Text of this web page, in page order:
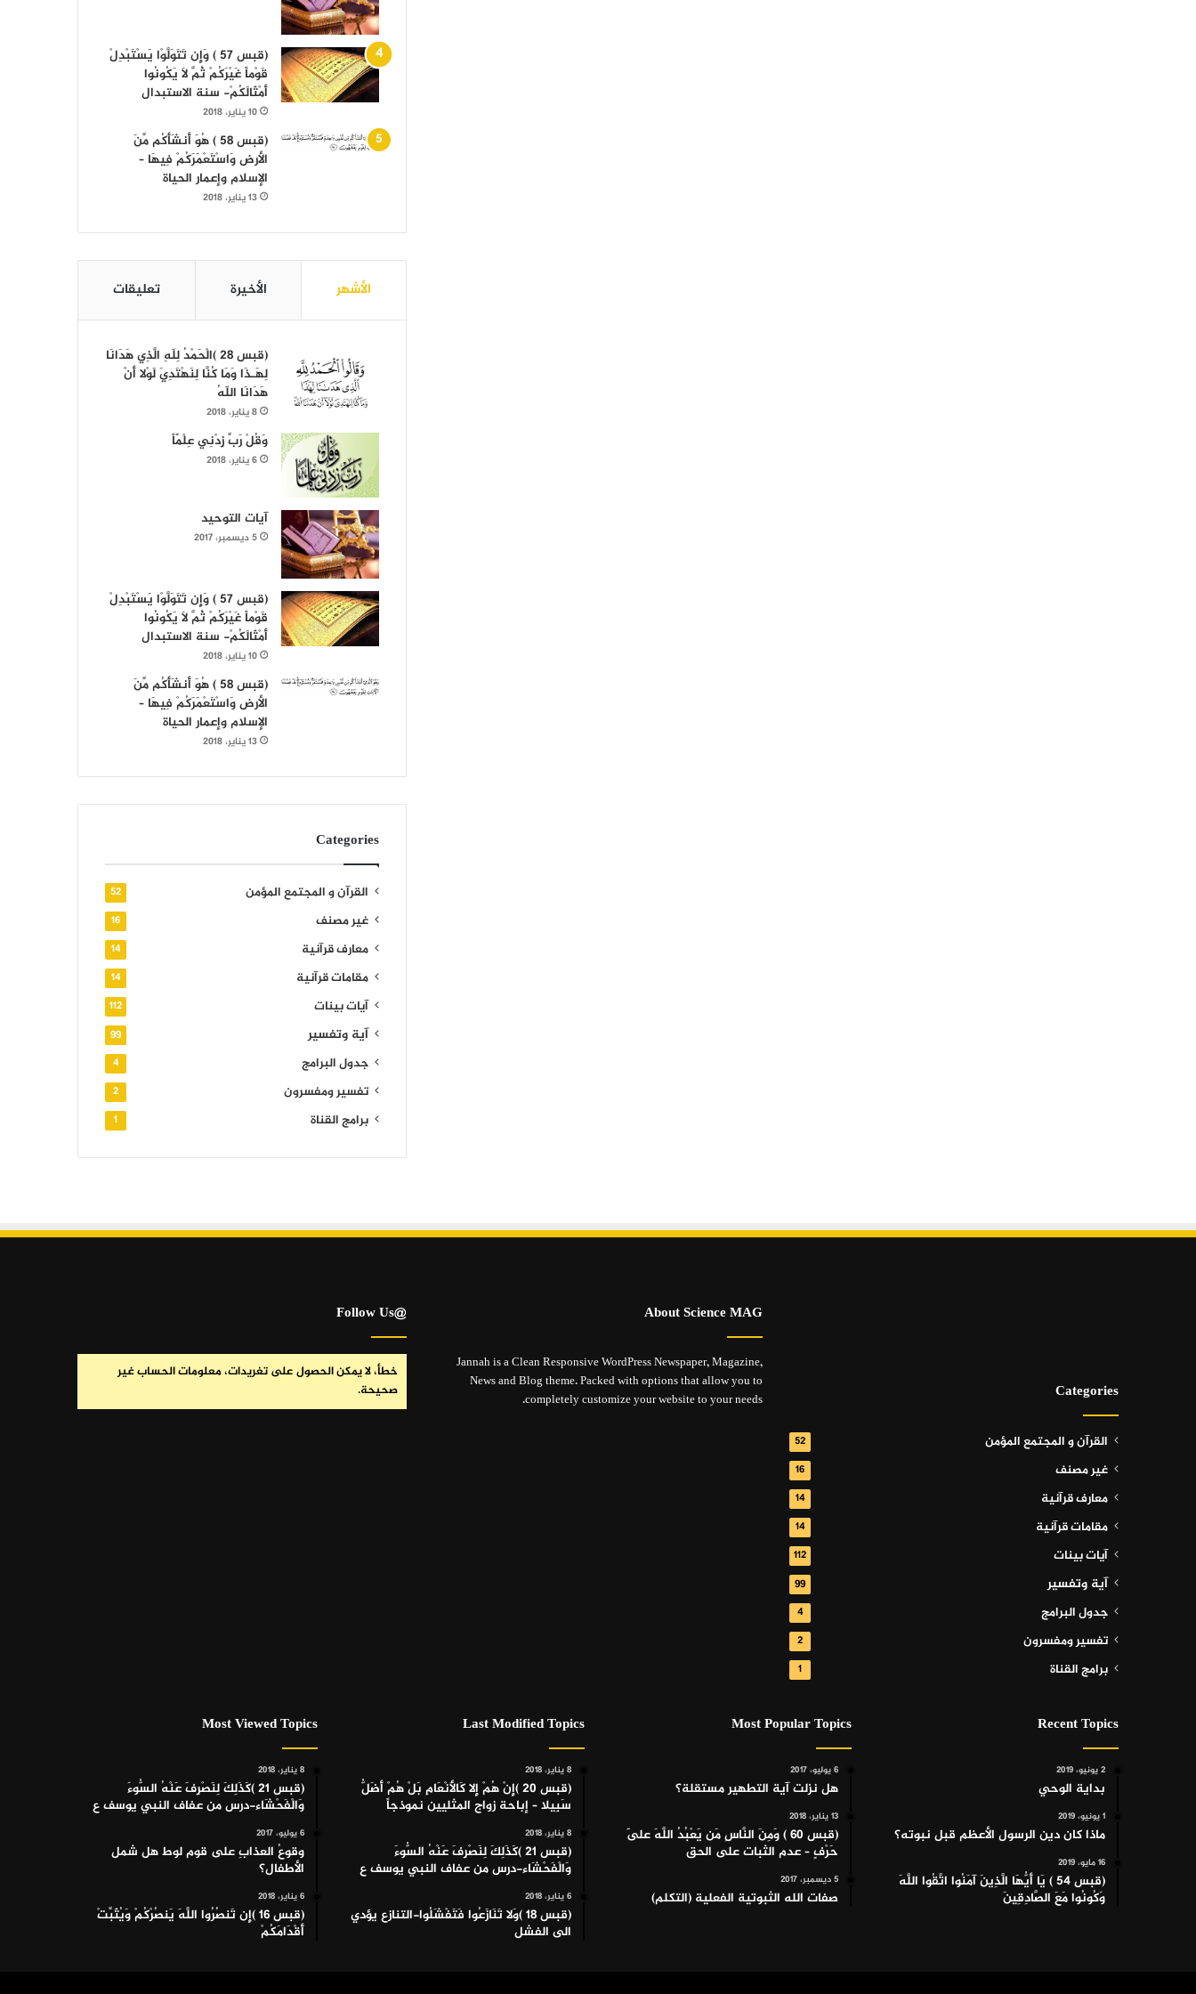
(قبس 57 ) وَإِن تَتَوَلَّوْا يَسْتَبْدِلْ
قَوْماً غَيْرَكُمْ ثُمَّ لَا يَكُونُوا
أَمْثَالَكُمْ- سنة الاستبدال
10 يناير، 2018
(قبس 58 ) هُوَ أَنشَأَكُم مِّنَ
الأرض وَاسْتَعْمَرَكُمْ فِيهَا –
الإسلام وإعمار الحياة
13 يناير، 2018
الأشهر الأخيرة تعليقات
(قبس 28 )الْحَمْدُ لِلّهِ الَّذِي هَدَانَا
لِهَـذَا وَمَا كُنَّا لِنَهْتَدِيَ لَوْلا أَنْ
هَدَانَا اللّهُ
8 يناير، 2018
وَقُلْ رَبِّ زِدْنِي عِلْمًاً
6 يناير، 2018
آيات التوحيد
5 ديسمبر، 2017
(قبس 57 ) وَإِن تَتَوَلَّوْا يَسْتَبْدِلْ
قَوْماً غَيْرَكُمْ ثُمَّ لَا يَكُونُوا
أَمْثَالَكُمْ- سنة الاستبدال
10 يناير، 2018
(قبس 58 ) هُوَ أَنشَأَكُم مِّنَ
الأرض وَاسْتَعْمَرَكُمْ فِيهَا –
الإسلام وإعمار الحياة
13 يناير، 2018
Categories
القرآن و المجتمع المؤمن 52
غير مصنف 16
معارف قرآنية 14
مقامات قرآنية 14
آيات بينات 112
آية وتفسير 99
جدول البرامج 4
تفسير ومفسرون 2
برامج القناة 1
Categories
القرآن و المجتمع المؤمن 52
غير مصنف 16
معارف قرآنية 14
مقامات قرآنية 14
آيات بينات 112
آية وتفسير 99
جدول البرامج 4
تفسير ومفسرون 2
برامج القناة 1
About Science MAG
Jannah is a Clean Responsive WordPress Newspaper, Magazine,
News and Blog theme. Packed with options that allow you to
completely customize your website to your needs.
@Follow Us
خطأ، لا يمكن الحصول على تغريدات، معلومات الحساب غير
صحيحة.
Recent Topics
2 يونيو، 2019
بداية الوحي
1 يونيو، 2019
ماذا كان دين الرسول الأعظم قبل نبوته؟
16 مايو، 2019
(قبس 54 ) يَا أَيُّهَا الَّذِينَ آمَنُوا اتَّقُوا اللَّهَ
وَكُونُوا مَعَ الصَّادِقِينَ
Most Popular Topics
6 يوليو، 2017
هل نزلت آية التطهير مستقلة؟
13 يناير، 2018
(قبس 60 ) وَمِنَ النَّاسِ مَن يَعْبُدُ اللَّهَ عَلَى
حَرْفٍ – عدم الثبات على الحق
5 ديسمبر، 2017
صفات الله الثبوتية الفعلية (التكلم)
Last Modified Topics
8 يناير، 2018
(قبس 20 )إِنْ هُمْ إِلا كَالأَنْعَامِ بَلْ هُمْ أَضَلُّ
سَبِيلا – إباحة زواج المثليين نموذجاً
8 يناير، 2018
(قبس 21 )كَذَلِكَ لِنَصْرِفَ عَنْهُ السُّوءَ
وَالْفَحْشَاء-درس من عفاف النبي يوسف ع
6 يناير، 2018
(قبس 18 )وَلا تَنَازَعُوا فَتَفْشَلُوا-التنازع يؤدي
الى الفشل
Most Viewed Topics
8 يناير، 2018
(قبس 21 )كَذَلِكَ لِنَصْرِفَ عَنْهُ السُّوءَ
وَالْفَحْشَاء-درس من عفاف النبي يوسف ع
6 يوليو، 2017
وقوعُ العذابِ على قوم لوط هل شمل
الأطفال؟
6 يناير، 2018
(قبس 16 )إِن تَنصُرُوا اللَّهَ يَنصُرْكُمْ وَيُثَبِّتْ
أَقْدَامَكُمْ